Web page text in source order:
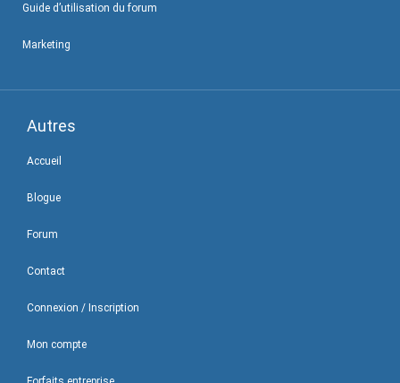
Guide d’utilisation du forum
Marketing
Autres
Accueil
Blogue
Forum
Contact
Connexion / Inscription
Mon compte